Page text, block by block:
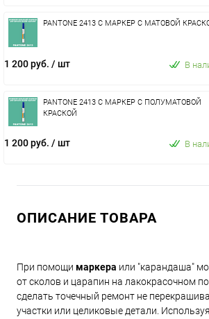
PANTONE 2413 C МАРКЕР С МАТОВОЙ
1 200 руб. / шт В
PANTONE 2413 C МАРКЕР С ПОЛУМАТОВОЙ
КРАСКОЙ
1 200 руб. / шт В
ОПИСАНИЕ ТОВАРА
При помощи маркера или "карандаша"
от сколов и царапин на лакокрасочном
сделать точечный ремонт не
участки или целиковые детали.